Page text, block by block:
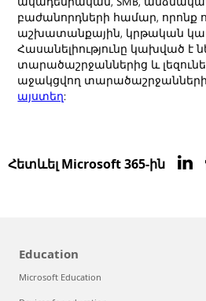
բաժանորդների համար, որոնք
աշխատանքային, կրթական
Հասանելիությունը կախված է
տարածաշրջաններից և
աջակցվող տարածաշրջանների
այստեղ:
Հետևել Microsoft 365-ին
Education
Microsoft Education